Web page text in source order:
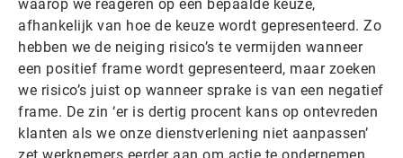
waarop we reageren op een bepaalde keuze,
afhankelijk van hoe de keuze wordt gepresenteerd. Zo
hebben we de neiging risico’s te vermijden wanneer
een positief frame wordt gepresenteerd, maar zoeken
we risico’s juist op wanneer sprake is van een negatief
frame. De zin ‘er is dertig procent kans op ontevreden
klanten als we onze dienstverlening niet aanpassen’